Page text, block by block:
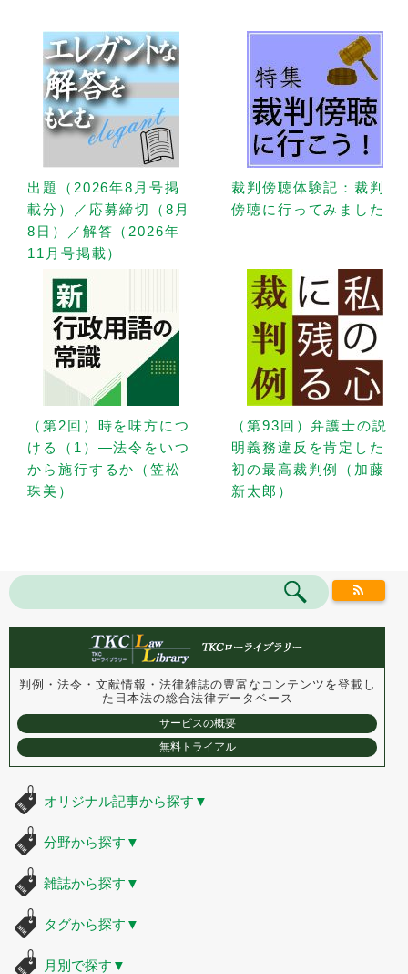
出題（2026年8月号掲
載分）／応募締切（8月
8日）／解答（2026年
11月号掲載）
裁判傍聴体験記：裁判
傍聴に行ってみました
（第2回）時を味方につ
ける（1）—法令をいつ
から施行するか（笠松
珠美）
（第93回）弁護士の説
明義務違反を肯定した
初の最高裁判例（加藤
新太郎）
判例・法令・文献情報・法律雑誌の豊富なコンテンツを登載し
た 日本法の総合法律データベース
サービスの概要
無料トライアル
オリジナル記事から探す ▼
分野から探す ▼
雑誌から探す ▼
タグから探す ▼
月別で探す ▼